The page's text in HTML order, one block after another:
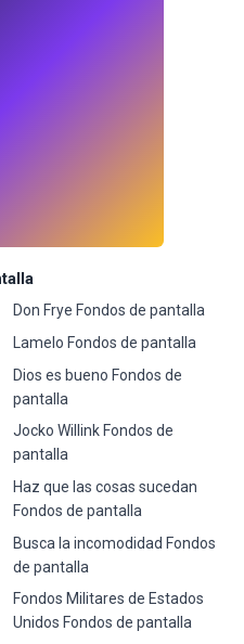
Don Frye Fondos de pantalla
Lamelo Fondos de pantalla
Dios es bueno Fondos de
pantalla
Jocko Willink Fondos de
pantalla
Haz que las cosas sucedan
Fondos de pantalla
Busca la incomodidad Fondos
de pantalla
Fondos Militares de Estados
Unidos Fondos de pantalla